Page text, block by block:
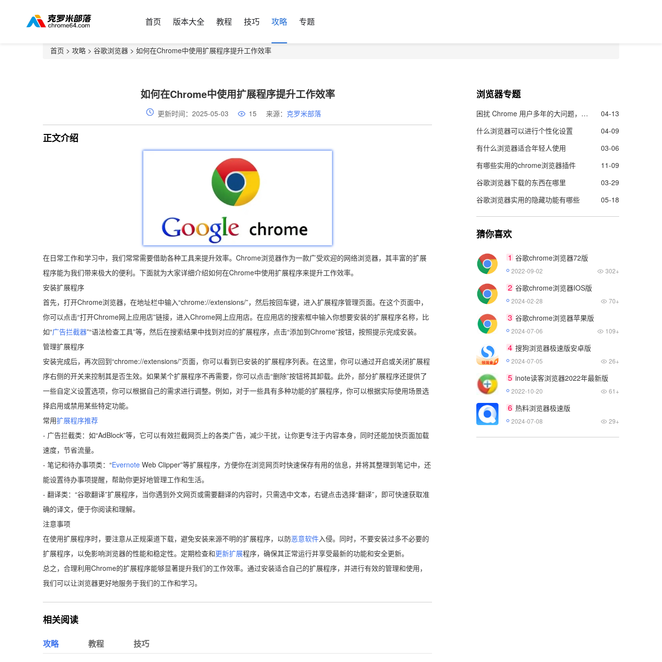
首页 版本大全 教程 技巧 攻略 专题
首页 > 攻略 > 谷歌浏览器 > 如何在Chrome中使用扩展程序提升工作效率
如何在Chrome中使用扩展程序提升工作效率
更新时间：2025-05-03 15 来源： 克罗米部落
正文介绍
在日常工作和学习中，我们常常需要借助各种工具来提升效率。Chrome浏览器作为一款广受欢迎的网络浏览器，其丰富的扩展
程序能为我们带来极大的便利。下面就为大家详细介绍如何在Chrome中使用扩展程序来提升工作效率。
安装扩展程序
首先，打开Chrome浏览器，在地址栏中输入“chrome://extensions/”，然后按回车键，进入扩展程序管理页面。在这个页面中，
你可以点击“打开Chrome网上应用店”链接，进入Chrome网上应用店。在应用店的搜索框中输入你想要安装的扩展程序名称，比
如“广告拦截器”“语法检查工具”等，然后在搜索结果中找到对应的扩展程序，点击“添加到Chrome”按钮，按照提示完成安装。
管理扩展程序
安装完成后，再次回到“chrome://extensions/”页面，你可以看到已安装的扩展程序列表。在这里，你可以通过开启或关闭扩展程
序右侧的开关来控制其是否生效。如果某个扩展程序不再需要，你可以点击“删除”按钮将其卸载。此外，部分扩展程序还提供了
一些自定义设置选项，你可以根据自己的需求进行调整。例如，对于一些具有多种功能的扩展程序，你可以根据实际使用场景选
择启用或禁用某些特定功能。
常用扩展程序推荐
- 广告拦截类：如“AdBlock”等，它可以有效拦截网页上的各类广告，减少干扰，让你更专注于内容本身，同时还能加快页面加载
速度，节省流量。
- 笔记和待办事项类：“Evernote Web Clipper”等扩展程序，方便你在浏览网页时快速保存有用的信息，并将其整理到笔记中，还
能设置待办事项提醒，帮助你更好地管理工作和生活。
- 翻译类：“谷歌翻译”扩展程序，当你遇到外文网页或需要翻译的内容时，只需选中文本，右键点击选择“翻译”，即可快速获取准
确的译文，便于你阅读和理解。
注意事项
在使用扩展程序时，要注意从正规渠道下载，避免安装来源不明的扩展程序，以防恶意软件入侵。同时，不要安装过多不必要的
扩展程序，以免影响浏览器的性能和稳定性。定期检查和更新扩展程序，确保其正常运行并享受最新的功能和安全更新。
总之，合理利用Chrome的扩展程序能够显著提升我们的工作效率。通过安装适合自己的扩展程序，并进行有效的管理和使用，
我们可以让浏览器更好地服务于我们的工作和学习。
相关阅读
攻略 教程 技巧
浏览器专题
困扰 Chrome 用户多年的大问题，终于要解决了！
04-13
什么浏览器可以进行个性化设置
04-09
有什么浏览器适合年轻人使用
03-06
有哪些实用的chrome浏览器插件
11-09
谷歌浏览器下载的东西在哪里
03-29
谷歌浏览器实用的隐藏功能有哪些
05-18
猜你喜欢
1 谷歌chrome浏览器72版
2022-09-02 302+
2 谷歌chrome浏览器IOS版
2024-02-28 70+
3 谷歌chrome浏览器苹果版
2024-07-06 109+
4 搜狗浏览器极速版安卓版
2024-07-05 26+
5 inote读客浏览器2022年最新版
2022-10-20 61+
6 热料浏览器极速版
2024-07-08 29+